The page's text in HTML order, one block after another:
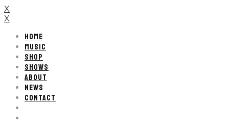
X
X
HOME
MUSIC
SHOP
SHOWS
ABOUT
NEWS
CONTACT